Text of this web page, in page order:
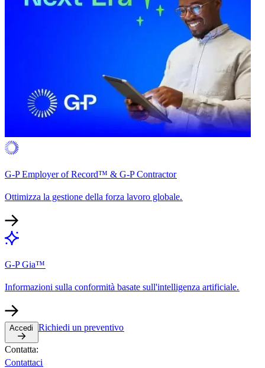
G-P Employer of Record™ & G-P Contractor​​
Ottimizza la gestione della forza lavoro globale.​​
G-P Gia™​​
Informazioni sulla conformità basate sull'intelligenza artificiale.​​
Accedi​​ Richiedi un preventivo​​
Contatta:​​
Contattaci​​